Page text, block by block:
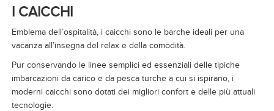
I CAICCHI
Emblema dell’ospitalità, i caicchi sono le barche ideali per una
vacanza all’insegna del relax e della comodità.
Pur conservando le linee semplici ed essenziali delle tipiche
imbarcazioni da carico e da pesca turche a cui si ispirano, i
moderni caicchi sono dotati dei migliori confort e delle più attuali
tecnologie.